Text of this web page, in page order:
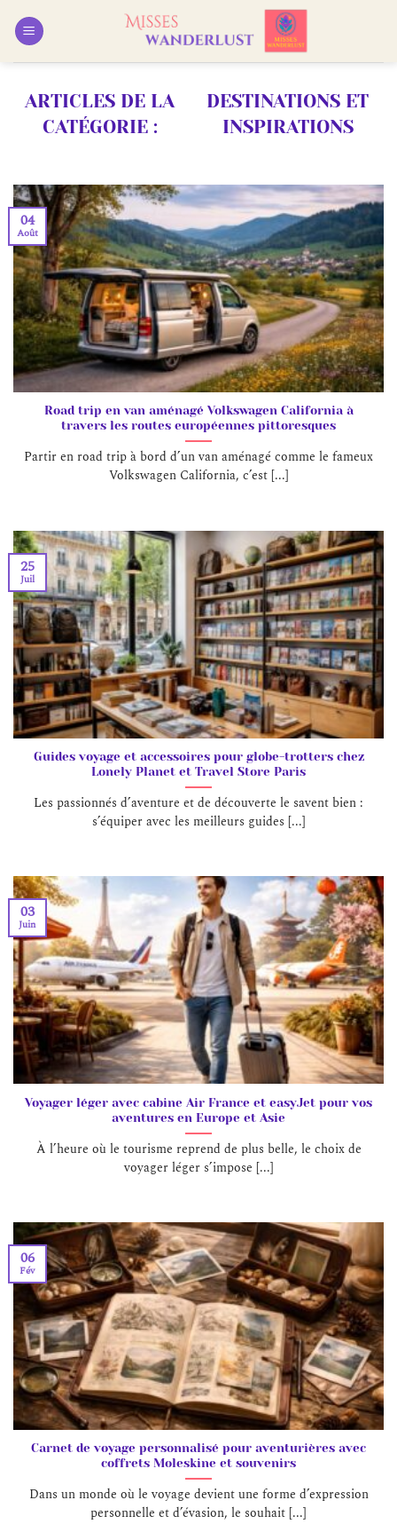
DESTINATIONS ET
INSPIRATIONS
Road trip en van aménagé Volkswagen California à
travers les routes européennes pittoresques
Partir en road trip à bord d’un van aménagé comme le fameux
Volkswagen California, c’est [...]
04
Août
Guides voyage et accessoires pour globe-trotters chez
Lonely Planet et Travel Store Paris
Les passionnés d’aventure et de découverte le savent bien :
s’équiper avec les meilleurs guides [...]
25
Juil
Voyager léger avec cabine Air France et easyJet pour vos
aventures en Europe et Asie
À l’heure où le tourisme reprend de plus belle, le choix de
voyager léger s’impose [...]
03
Juin
Carnet de voyage personnalisé pour aventurières avec
coffrets Moleskine et souvenirs
Dans un monde où le voyage devient une forme d’expression
personnelle et d’évasion, le souhait [...]
06
Fév